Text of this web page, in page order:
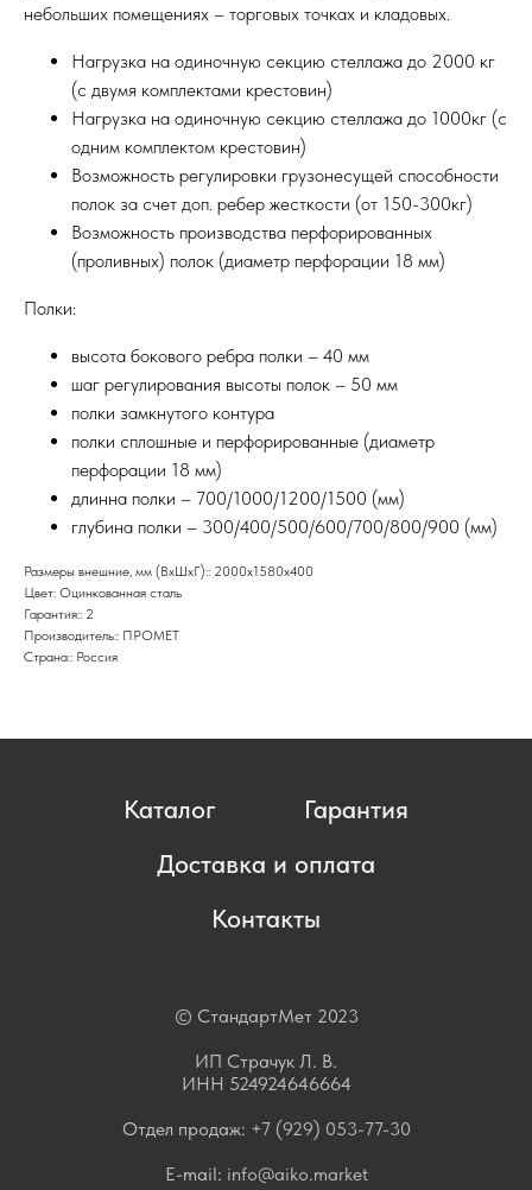
небольших помещениях – торговых точках и кладовых.
Нагрузка на одиночную секцию стеллажа до 2000 кг
(с двумя комплектами крестовин)
Нагрузка на одиночную секцию стеллажа до 1000кг (с
одним комплектом крестовин)
Возможность регулировки грузонесущей способности
полок за счет доп. ребер жесткости (от 150-300кг)
Возможность производства перфорированных
(проливных) полок (диаметр перфорации 18 мм)
Полки:
высота бокового ребра полки – 40 мм
шаг регулирования высоты полок – 50 мм
полки замкнутого контура
полки сплошные и перфорированные (диаметр
перфорации 18 мм)
длинна полки – 700/1000/1200/1500 (мм)
глубина полки – 300/400/500/600/700/800/900 (мм)
Размеры внешние, мм (ВхШхГ):: 2000x1580x400
Цвет: Оцинкованная сталь
Гарантия:: 2
Производитель:: ПРОМЕТ
Страна:: Россия
Каталог
Гарантия
Доставка и оплата
Контакты
© СтандартМет 2023
ИП Страчук Л. В.
ИНН 524924646664
Отдел продаж: +7 (929) 053-77-30
E-mail: info@aiko.market